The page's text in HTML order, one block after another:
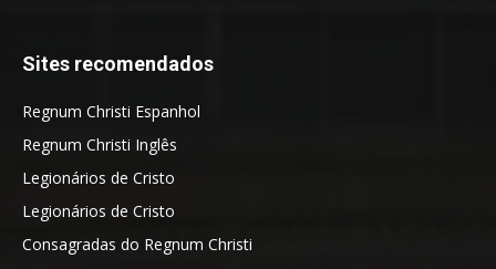
Sites recomendados
Regnum Christi Espanhol
Regnum Christi Inglês
Legionários de Cristo
Legionários de Cristo
Consagradas do Regnum Christi